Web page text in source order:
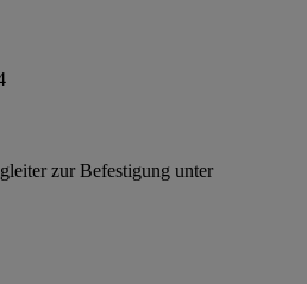
zur Befestigung unter